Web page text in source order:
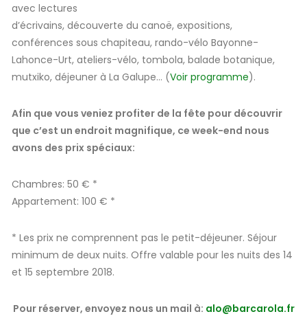
avec lectures
d’écrivains, découverte du canoë, expositions,
conférences sous chapiteau, rando-vélo Bayonne-
Lahonce-Urt, ateliers-vélo, tombola, balade botanique,
mutxiko, déjeuner à La Galupe… (Voir programme).
Afin que vous veniez profiter de la fête pour découvrir
que c’est un endroit magnifique, ce week-end nous
avons des prix spéciaux:
Chambres: 50 € *
Appartement: 100 € *
* Les prix ne comprennent pas le petit-déjeuner. Séjour
minimum de deux nuits. Offre valable pour les nuits des 14
et 15 septembre 2018.
Pour réserver, envoyez nous un mail à: alo@barcarola.fr